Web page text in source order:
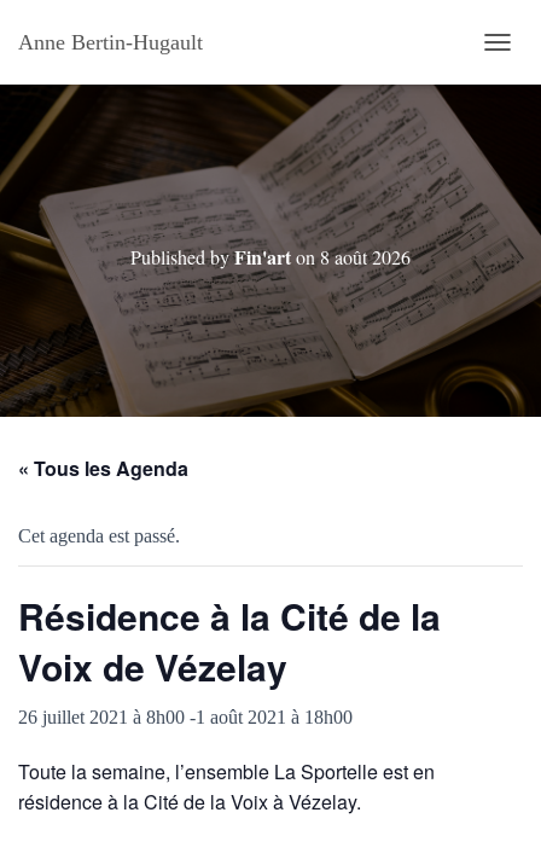
Anne Bertin-Hugault
Published byFin'arton8 août 2026
« Tous les Agenda
Cet agenda est passé.
Résidence à la Cité de la
Voix de Vézelay
26 juillet 2021 à 8h00 -1 août 2021 à 18h00
Toute la semaine, l’ensemble La Sportelle est en
résidence à la Cité de la Voix à Vézelay.